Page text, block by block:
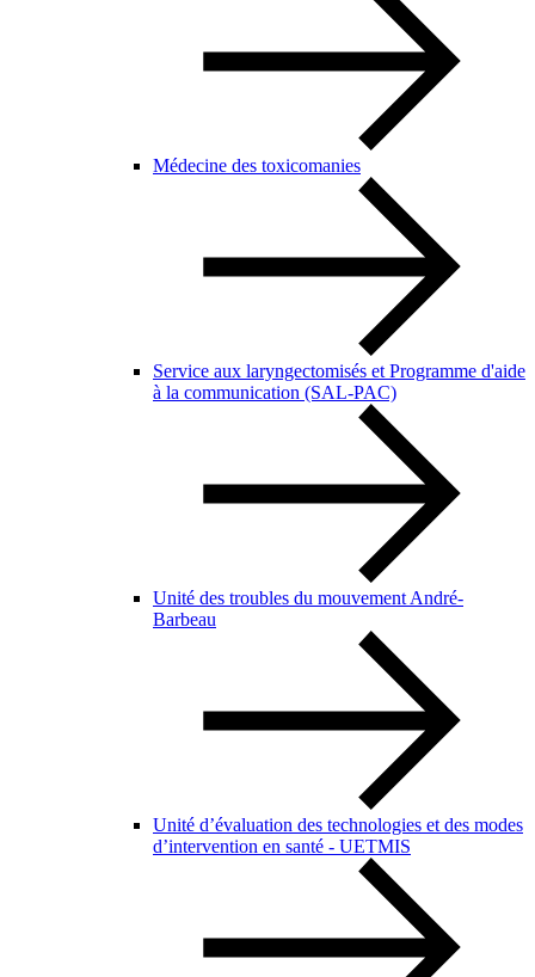
Médecine des toxicomanies
Service aux laryngectomisés et Programme d'aide
à la communication (SAL-PAC)
Unité des troubles du mouvement André-
Barbeau
Unité d’évaluation des technologies et des modes
d’intervention en santé - UETMIS